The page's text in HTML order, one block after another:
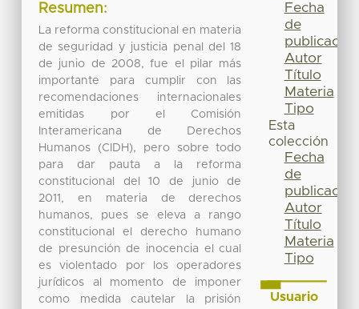
Resumen:
La reforma constitucional en materia
de seguridad y justicia penal del 18
de junio de 2008, fue el pilar más
importante para cumplir con las
recomendaciones internacionales
emitidas por el Comisión
Interamericana de Derechos
Humanos (CIDH), pero sobre todo
para dar pauta a la reforma
constitucional del 10 de junio de
2011, en materia de derechos
humanos, pues se eleva a rango
constitucional el derecho humano
de presunción de inocencia el cual
es violentado por los operadores
jurídicos al momento de imponer
como medida cautelar la prisión
Fecha
de
publicación
Autor
Título
Materia
Tipo
Esta
colección
Fecha
de
publicación
Autor
Título
Materia
Tipo
Usuario